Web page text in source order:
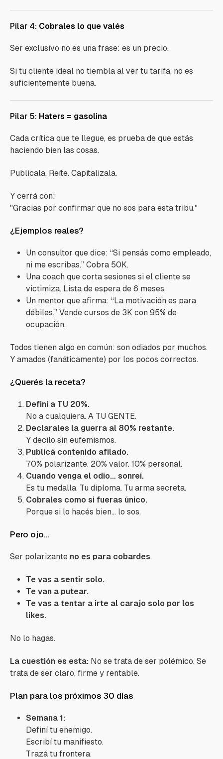
Pilar 4: Cobrales lo que valés
Ser exclusivo no es una frase: es un precio.
Si tu cliente ideal no tiembla al ver tu tarifa, no es
suficientemente buena.
Pilar 5: Haters = gasolina
Cada crítica que te llegue, es prueba de que estás
haciendo bien las cosas.
Publicala. Reíte. Capitalizala.
Y cerrá con:
"Gracias por confirmar que no sos para esta tribu."
¿Ejemplos reales?
Un consultor que dice: “Si pensás como empleado,
ni me escribas.” Cobra 50K.
Una coach que corta sesiones si el cliente se
victimiza. Lista de espera de 6 meses.
Un mentor que afirma: “La motivación es para
débiles.” Vende cursos de 3K con 95% de
ocupación.
Todos tienen algo en común: son odiados por muchos.
Y amados (fanáticamente) por los pocos correctos.
¿Querés la receta?
Definí a TU 20%.
No a cualquiera. A TU GENTE.
Declarales la guerra al 80% restante.
Y decilo sin eufemismos.
Publicá contenido afilado.
70% polarizante. 20% valor. 10% personal.
Cuando venga el odio… sonreí.
Es tu medalla. Tu diploma. Tu arma secreta.
Cobrales como si fueras único.
Porque si lo hacés bien… lo sos.
Pero ojo...
Ser polarizante no es para cobardes.
Te vas a sentir solo.
Te van a putear.
Te vas a tentar a irte al carajo solo por los
likes.
No lo hagas.
La cuestión es esta: No se trata de ser polémico. Se
trata de ser claro, firme y rentable.
Plan para los próximos 30 días
Semana 1:
Definí tu enemigo.
Escribí tu manifiesto.
Trazá tu frontera.